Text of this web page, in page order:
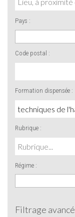
Pays :
Code postal :
Formation dispensée :
Rubrique :
Régime :
Filtrage avancé